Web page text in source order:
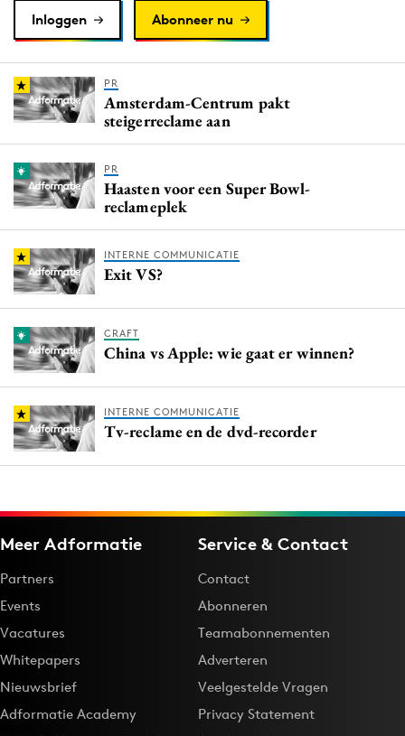
Reputatie & crisis
Inloggen Abonneer nu
PR
Amsterdam-Centrum pakt
steigerreclame aan
PR
Haasten voor een Super Bowl-
reclameplek
INTERNE COMMUNICATIE
Exit VS?
CRAFT
China vs Apple: wie gaat er winnen?
INTERNE COMMUNICATIE
Tv-reclame en de dvd-recorder
Meer Adformatie
Partners
Events
Vacatures
Whitepapers
Nieuwsbrief
Adformatie Academy
Service & Contact
Contact
Abonneren
Teamabonnementen
Adverteren
Veelgestelde Vragen
Privacy Statement